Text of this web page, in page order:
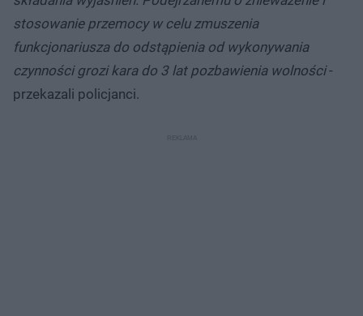
stosowanie przemocy w celu zmuszenia
funkcjonariusza do odstąpienia od wykonywania
czynności grozi kara do 3 lat pozbawienia wolności-
przekazali policjanci.